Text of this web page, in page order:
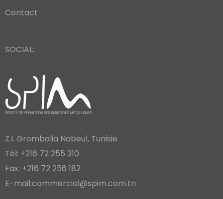
Contact
SOCIAL:
Z.I. Grombalia Nabeul, Tunisie
Tél: +216 72 255 310
Fax: +216 72 256 182
E-mail:commercial@spim.com.tn